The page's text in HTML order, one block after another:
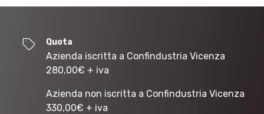
Quota
Azienda iscritta a Confindustria Vicenza
280,00€ + iva
Azienda non iscritta a Confindustria Vicenza
330,00€ + iva